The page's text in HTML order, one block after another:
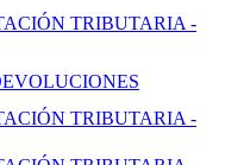
TRIBUTARIA -
TRIBUTARIA -